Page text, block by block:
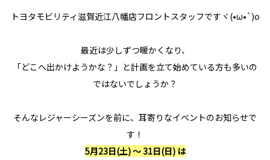
トヨタモビリティ滋賀近江八幡店フロントスタッフですヾ(•ω•`)o
最近は少しずつ暖かくなり、
「どこへ出かけようかな？ 」と計画を立て始めている方も多いの
ではないでしょうか？
そんなレジャーシーズンを前に、 耳寄りなイベントのお知らせで
す！
5月23日(土) 〜 31日(日) は